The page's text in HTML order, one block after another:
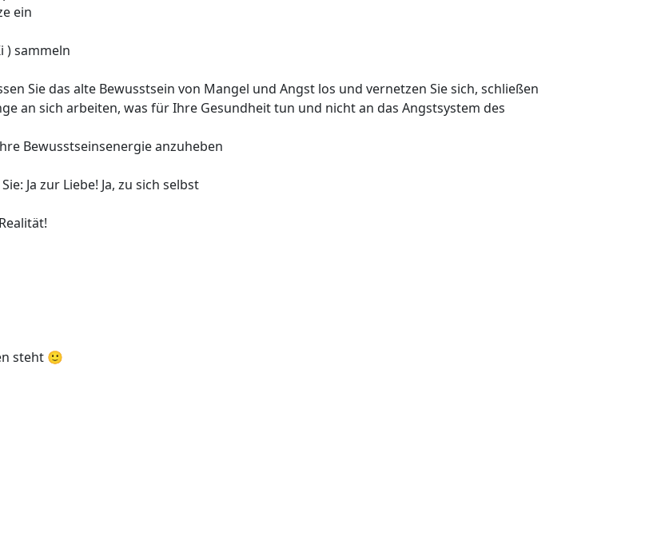
ein
) sammeln
Sie das alte Bewusstsein von Mangel und Angst los und vernetzen Sie sich, schließen
an sich arbeiten, was für Ihre Gesundheit tun und nicht an das Angstsystem des
Bewusstseinsenergie anzuheben
Ja zur Liebe! Ja, zu sich selbst
steht 🙂